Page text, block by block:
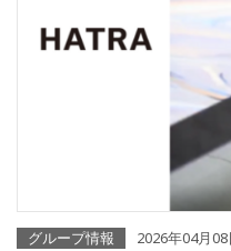
グループ情報 2026年04月08